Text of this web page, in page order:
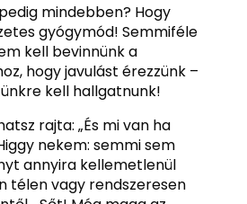
mindebben? Hogy
gyógymód! Semmiféle
kell bevinnünk a
hogy javulást érezzünk –
kell hallgatnunk!
rajta: „És mi van ha
nekem: semmi sem
annyira kellemetlenül
télen vagy rendszeresen